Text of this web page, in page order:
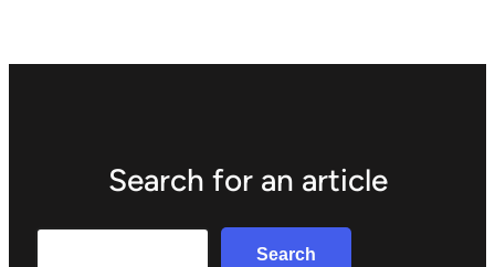
Search for an article
Search